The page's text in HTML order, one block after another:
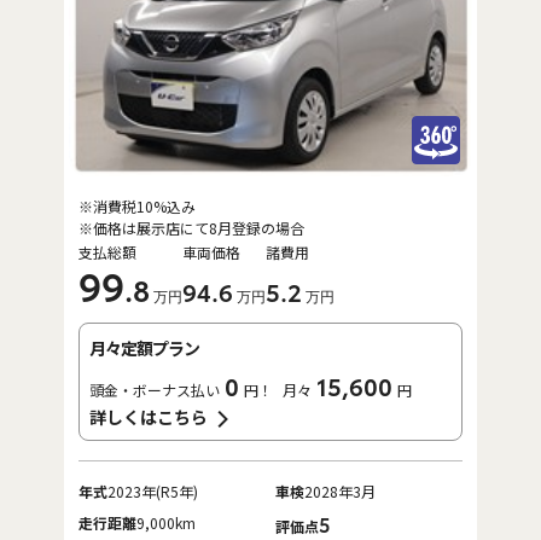
支払総額
99.8 万円
車両価格
94.6 万円
諸費用
5.2 万円
※消費税10%込み
※価格は展示店にて8月登録の場合
月々定額プラン
頭金・ボーナス払い 0 円！ 月々 15,600 円
詳しくはこちら
年式2023年(R5年) 車検2028年3月
走行距離9,000km 評価点5